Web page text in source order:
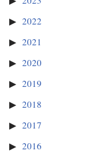
2022
2021
2020
2019
2018
2017
2016